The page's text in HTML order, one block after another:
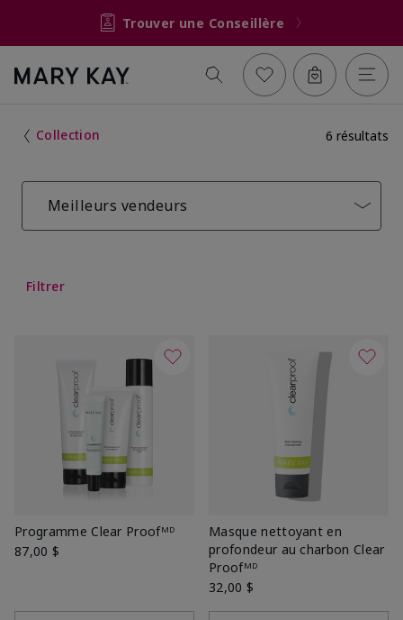
Trouver une Conseillère
Collection 6 résultats
Meilleurs vendeurs
Filtrer
Programme Clear Proofᴹᴰ
87,00 $
Masque nettoyant en
profondeur au charbon Clear
Proofᴹᴰ
32,00 $